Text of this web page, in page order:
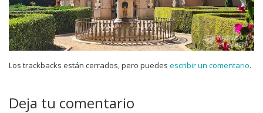
Los trackbacks están cerrados, pero puedes escribir un comentario.
Deja tu comentario